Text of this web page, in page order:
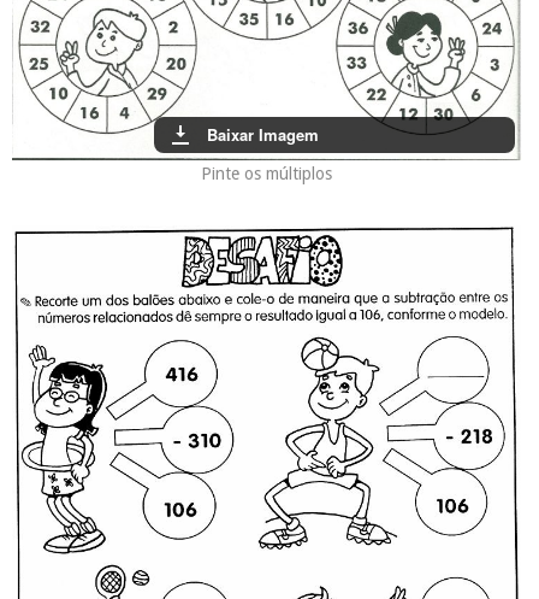
Baixar Imagem
Pinte os múltiplos